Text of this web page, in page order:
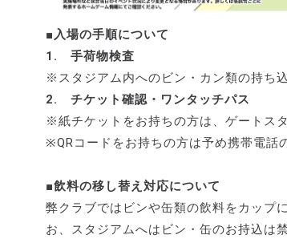
■入場の手順について
1. 手荷物検査
※スタジアム内へのビン・カン類の持ち
2. チケット確認・ワンタッチパス
※紙チケットをお持ちの方は、ゲートス
※QRコードをお持ちの方は予め携帯電話
■飲料の移し替え対応について
弊クラブではビンや缶類の飲料をカップ
お、スタジアムへはビン・缶のお持込は